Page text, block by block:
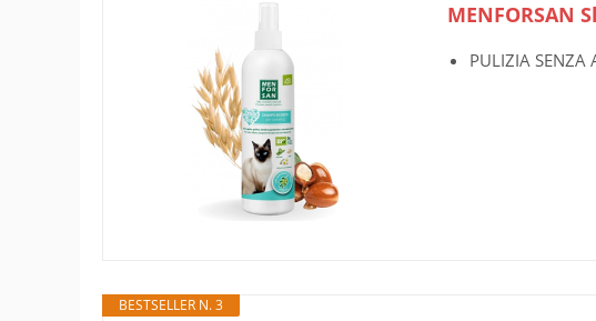
MENFORSAN
PULIZIA
BESTSELLER N. 3